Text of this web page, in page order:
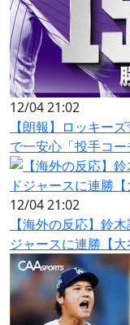
12/04 21:02
【朗報】ロッキー
で一安心「投手コー
12/04 21:02
【海外の反応】鈴
ジャースに連勝【大